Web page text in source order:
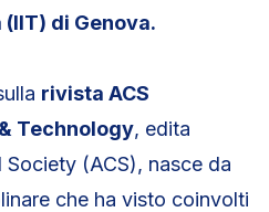
di Genova.
rivista ACS
Technology, edita
Society (ACS), nasce da
che ha visto coinvolti